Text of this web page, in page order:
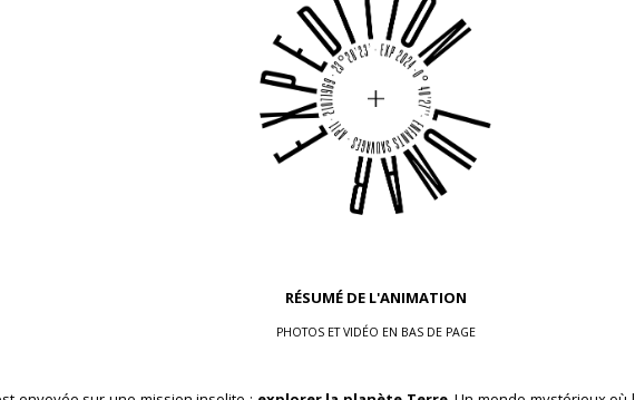
RÉSUMÉ DE L'ANIMATION
PHOTOS ET VIDÉO EN BAS DE PAGE